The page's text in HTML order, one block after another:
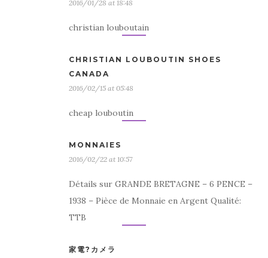
2016/01/28 at 18:48
christian louboutain
CHRISTIAN LOUBOUTIN SHOES
CANADA
2016/02/15 at 05:48
cheap louboutin
MONNAIES
2016/02/22 at 10:57
Détails sur GRANDE BRETAGNE – 6 PENCE –
1938 – Pièce de Monnaie en Argent Qualité:
TTB
家電?カメラ